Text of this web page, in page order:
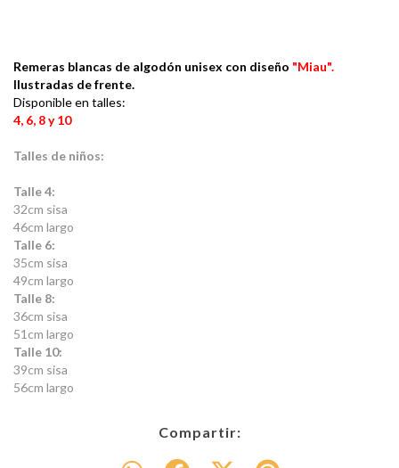
Remeras blancas de algodón unisex con diseño "Miau".
Ilustradas de frente.
Disponible en talles:
4, 6, 8 y 10
Talles de niños:
Talle 4:
32cm sisa
46cm largo
Talle 6:
35cm sisa
49cm largo
Talle 8:
36cm sisa
51cm largo
Talle 10:
39cm sisa
56cm largo
Compartir: